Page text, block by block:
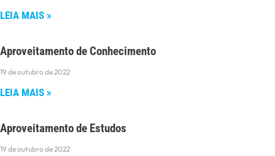
LEIA MAIS »
Aproveitamento de Conhecimento
19 de outubro de 2022
LEIA MAIS »
Aproveitamento de Estudos
19 de outubro de 2022